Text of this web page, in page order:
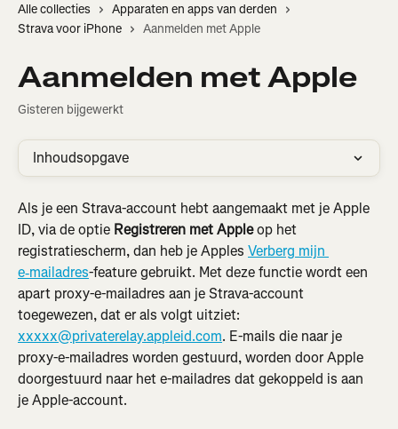
Alle collecties
Apparaten en apps van derden
Strava voor iPhone
Aanmelden met Apple
Aanmelden met Apple
Gisteren bijgewerkt
Inhoudsopgave
Als je een Strava-account hebt aangemaakt met je Apple
ID, via de optie Registreren met Apple op het
registratiescherm, dan heb je Apples Verberg mijn
e‑mailadres-feature gebruikt. Met deze functie wordt een
apart proxy-e-mailadres aan je Strava-account
toegewezen, dat er als volgt uitziet:
xxxxx@privaterelay.appleid.com. E-mails die naar je
proxy-e-mailadres worden gestuurd, worden door Apple
doorgestuurd naar het e-mailadres dat gekoppeld is aan
je Apple-account.